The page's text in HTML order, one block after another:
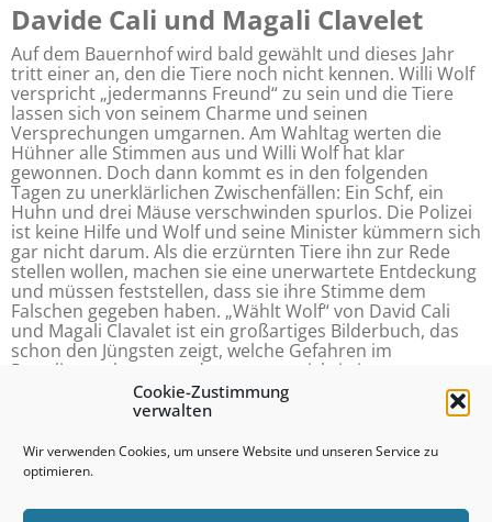
Cookie-Zustimmung
verwalten
Wir verwenden Cookies, um unsere Website und unseren Service zu
optimieren.
Davide Cali und Magali Clavelet
Auf dem Bauernhof wird bald gewählt und dieses Jahr
tritt einer an, den die Tiere noch nicht kennen. Willi Wolf
verspricht „jedermanns Freund“ zu sein und die Tiere
lassen sich von seinem Charme und seinen
Versprechungen umgarnen. Am Wahltag werten die
Hühner alle Stimmen aus und Willi Wolf hat klar
gewonnen. Doch dann kommt es in den folgenden
Tagen zu unerklärlichen Zwischenfällen: Ein Schf, ein
Huhn und drei Mäuse verschwinden spurlos. Die Polizei
ist keine Hilfe und Wolf und seine Minister kümmern sich
gar nicht darum. Als die erzürnten Tiere ihn zur Rede
stellen wollen, machen sie eine unerwartete Entdeckung
und müssen feststellen, dass sie ihre Stimme dem
Falschen gegeben haben. „Wählt Wolf“ von David Cali
und Magali Clavalet ist ein großartiges Bilderbuch, das
schon den Jüngsten zeigt, welche Gefahren im
Populismus lauern und warum es wichtig ist, ganz genau
hinzuschauen, bevor wir unsere Stimme abgeben.
Ab 5